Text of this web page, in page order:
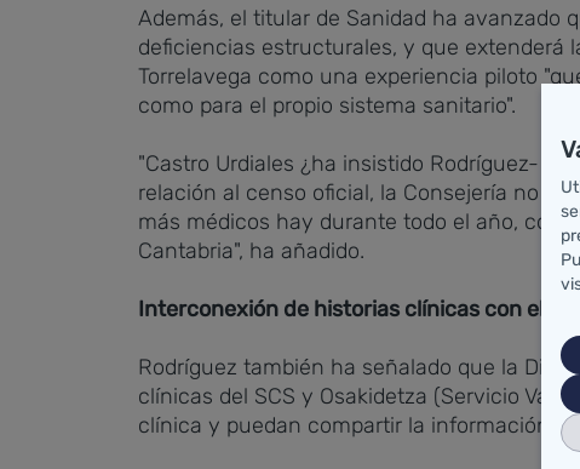
Además, el titular de Sanidad ha avanzado
deficiencias estructurales, y que extenderá
Torrelavega como una experiencia piloto
como para el propio sistema sanitario".
"Castro Urdiales ¿ha insistido Rodríguez-
relación al censo oficial, la Consejería no
más médicos hay durante todo el año, con
Cantabria", ha añadido.
Interconexión de historias clínicas con el
Rodríguez también ha señalado que la
clínicas del SCS y Osakidetza (Servicio
clínica y puedan compartir la información.